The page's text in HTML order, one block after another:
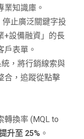
業知識庫。
停止廣泛關鍵字投
+設備融資」的長
戶表單。
統，將行銷線索與
合，追蹤從點擊
轉換率 (MQL to
升至 25% 。